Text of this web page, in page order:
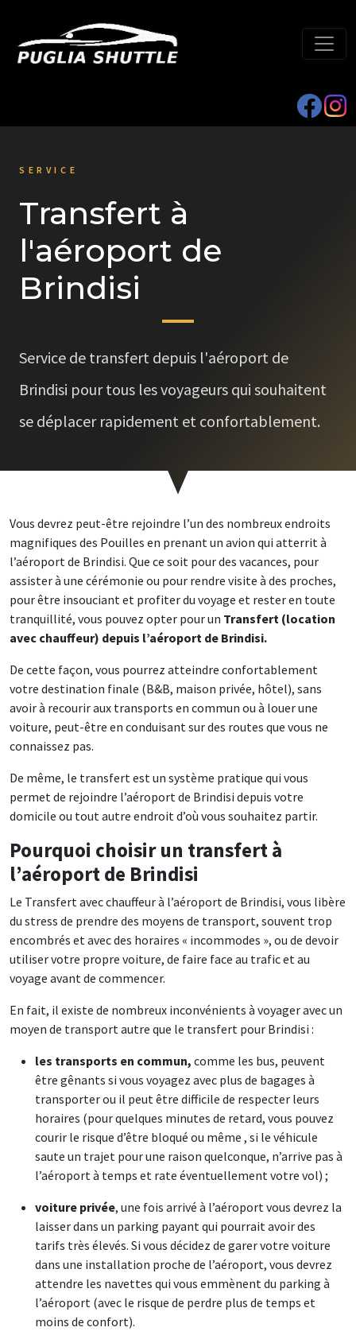
SERVICE
Transfert à
l'aéroport de
Brindisi
Service de transfert depuis l'aéroport de
Brindisi pour tous les voyageurs qui souhaitent
se déplacer rapidement et confortablement.
Vous devrez peut-être rejoindre l’un des nombreux endroits
magnifiques des Pouilles en prenant un avion qui atterrit à
l’aéroport de Brindisi. Que ce soit pour des vacances, pour
assister à une cérémonie ou pour rendre visite à des proches,
pour être insouciant et profiter du voyage et rester en toute
tranquillité, vous pouvez opter pour un Transfert (location
avec chauffeur) depuis l’aéroport de Brindisi.
De cette façon, vous pourrez atteindre confortablement
votre destination finale (B&B, maison privée, hôtel), sans
avoir à recourir aux transports en commun ou à louer une
voiture, peut-être en conduisant sur des routes que vous ne
connaissez pas.
De même, le transfert est un système pratique qui vous
permet de rejoindre l’aéroport de Brindisi depuis votre
domicile ou tout autre endroit d’où vous souhaitez partir.
Pourquoi choisir un transfert à
l’aéroport de Brindisi
Le Transfert avec chauffeur à l’aéroport de Brindisi, vous libère
du stress de prendre des moyens de transport, souvent trop
encombrés et avec des horaires « incommodes », ou de devoir
utiliser votre propre voiture, de faire face au trafic et au
voyage avant de commencer.
En fait, il existe de nombreux inconvénients à voyager avec un
moyen de transport autre que le transfert pour Brindisi :
les transports en commun, comme les bus, peuvent
être gênants si vous voyagez avec plus de bagages à
transporter ou il peut être difficile de respecter leurs
horaires (pour quelques minutes de retard, vous pouvez
courir le risque d’être bloqué ou même , si le véhicule
saute un trajet pour une raison quelconque, n’arrive pas à
l’aéroport à temps et rate éventuellement votre vol) ;
voiture privée, une fois arrivé à l’aéroport vous devrez la
laisser dans un parking payant qui pourrait avoir des
tarifs très élevés. Si vous décidez de garer votre voiture
dans une installation proche de l’aéroport, vous devrez
attendre les navettes qui vous emmènent du parking à
l’aéroport (avec le risque de perdre plus de temps et
moins de confort).